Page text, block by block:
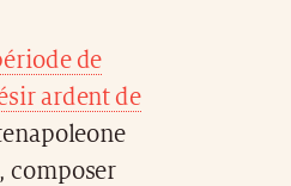
de
ardent de
composer